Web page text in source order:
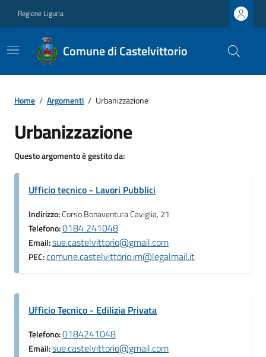
Regione Liguria
Comune di Castelvittorio
Home / Argomenti / Urbanizzazione
Urbanizzazione
Questo argomento è gestito da:
Ufficio tecnico - Lavori Pubblici
Indirizzo:Corso Bonaventura Caviglia, 21
Telefono:0184 241048
Email:sue.castelvittorio@gmail.com
PEC:comune.castelvittorio.im@legalmail.it
Ufficio Tecnico - Edilizia Privata
Telefono:0184241048
Email:sue.castelvittorio@gmail.com